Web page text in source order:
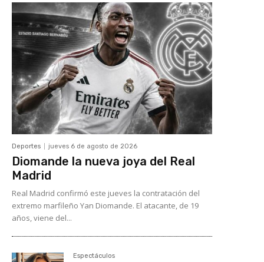
Deportes jueves 6 de agosto de 2026
Diomande la nueva joya del Real
Madrid
Real Madrid confirmó este jueves la contratación del
extremo marfileño Yan Diomande. El atacante, de 19
años, viene del...
Espectáculos